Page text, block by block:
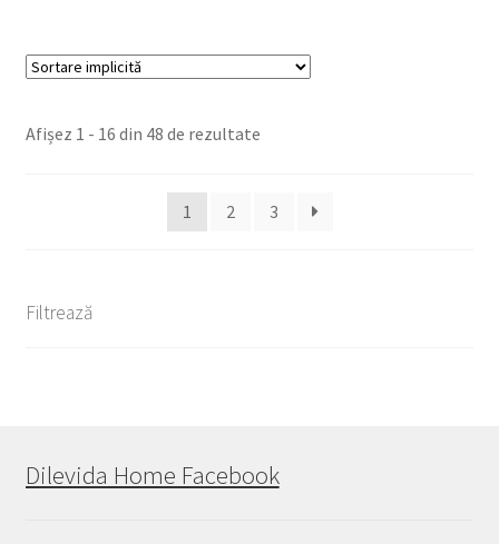
Afișez 1 - 16 din 48 de rezultate
1 2 3
Filtrează
Dilevida Home Facebook